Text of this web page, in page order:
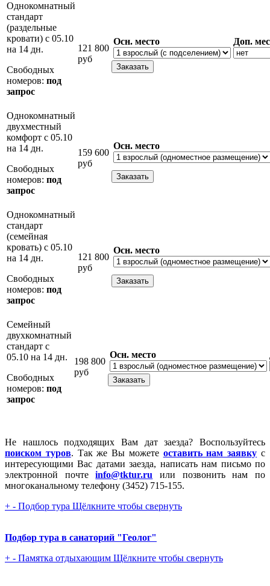
Однокомнатный
стандарт
(раздельные
кровати) с 05.10
на 14 дн.
Свободных
номеров: под
запрос
121 800
руб
Осн. место Доп.
Однокомнатный
двухместный
комфорт с 05.10
на 14 дн.
Свободных
номеров: под
запрос
159 600
руб
Осн. место
Однокомнатный
стандарт
(семейная
кровать) с 05.10
на 14 дн.
Свободных
номеров: под
запрос
121 800
руб
Осн. место
Семейный
двухкомнатный
стандарт с
05.10 на 14 дн.
Свободных
номеров: под
запрос
198 800
руб
Осн. место
Не нашлось подходящих Вам дат заезда? Воспользуйтесь
поиском туров. Так же Вы можете оставить нам заявку с
интересующими Вас датами заезда, написать нам письмо по
электронной почтеinfo@tktur.ru или позвонить нам по
многоканальному телефону (3452) 715-155.
+ - Подбор тура Щёлкните чтобы свернуть
Подбор тура в санаторий "Геолог"
+ - Памятка отдыхающим Щёлкните чтобы свернуть